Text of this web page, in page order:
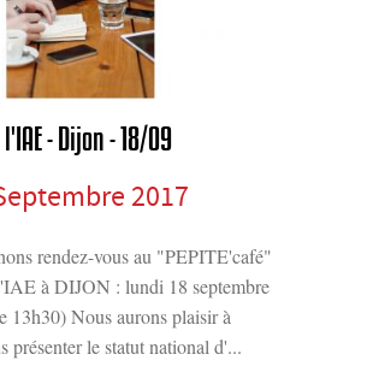
l'IAE - Dijon - 18/09
2017
rendez-vous au "PEPITE'café"
à DIJON : lundi 18 septembre
13h30) Nous aurons plaisir à
présenter le statut national d'...